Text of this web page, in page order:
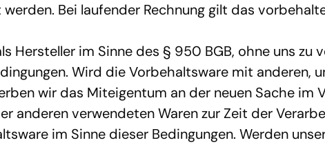
Bei laufender Rechnung gilt das
im Sinne des § 950 BGB, ohne uns zu
Wird die Vorbehaltsware mit anderen,
wir das Miteigentum an der neuen Sache im
anderen verwendeten Waren zur Zeit der
im Sinne dieser Bedingungen. Werden